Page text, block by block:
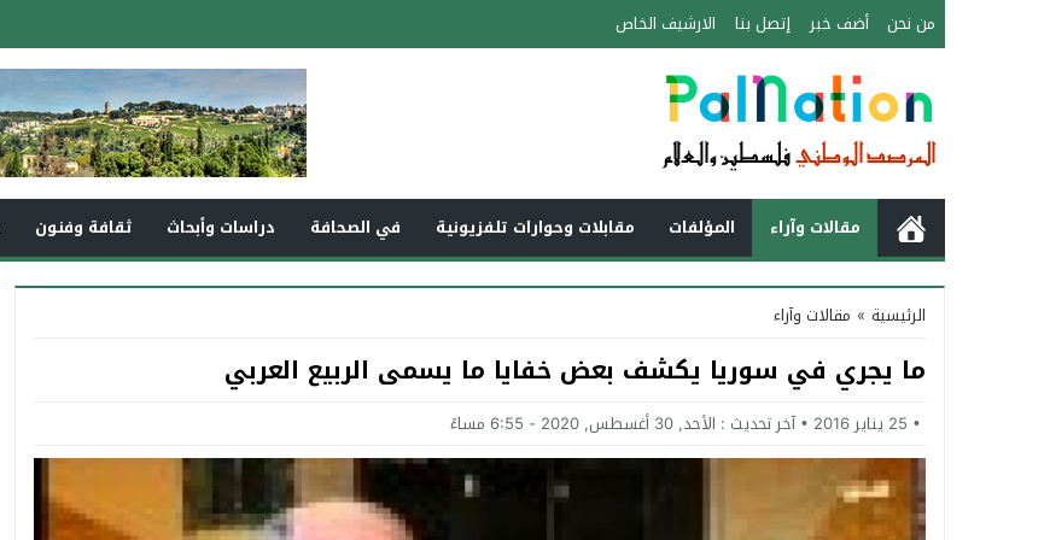
من نحن أضف خبر إتصل بنا الارشيف الخاص
مقالات وآراء المؤلفات مقابلات وحوارات تلفزيونية في الصحافة دراسات وأبحاث ثقافة وفنون
الرئيسية » مقالات وآراء
ما يجري في سوريا يكشف بعض خفايا ما يسمى الربيع العربي
25 يناير 2016 آخر تحديث : الأحد, 30 أغسطس, 2020 - 6:55 مساءً